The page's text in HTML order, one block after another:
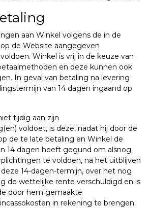
aan Winkel volgens de in de
de Website aangegeven
Winkel is vrij in de keuze van
en deze kunnen ook
In geval van betaling na levering
van 14 dagen ingaand op
tijdig aan zijn
voldoet, is deze, nadat hij door de
de te late betaling en Winkel de
14 dagen heeft gegund om alsnog
te voldoen, na het uitblijven
14-dagen-termijn, over het nog
de wettelijke rente verschuldigd en is
door hem gemaakte
in rekening te brengen.